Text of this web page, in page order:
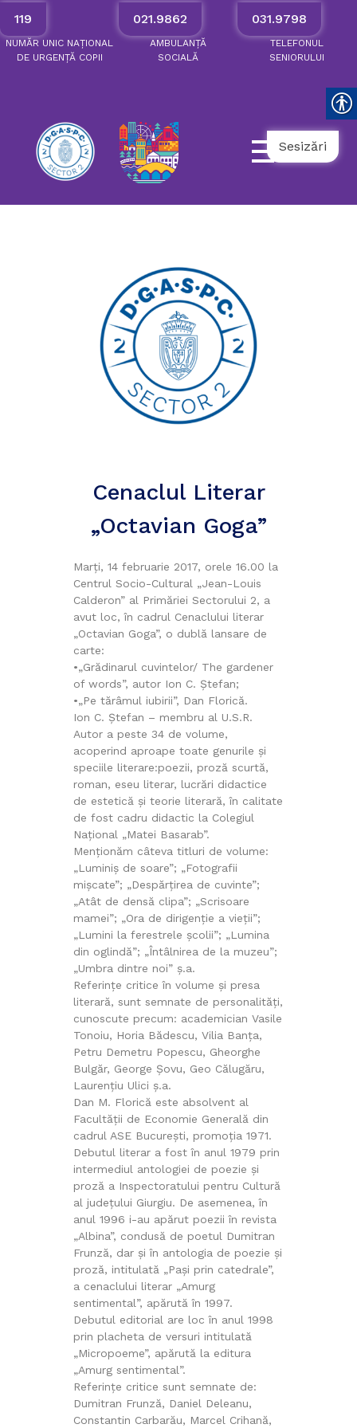
119
NUMĂR UNIC NAȚIONAL
DE URGENȚĂCOPII
021.9862
AMBULANȚĂ
SOCIALĂ
031.9798
TELEFONUL
SENIORULUI
Sesizări
Cenaclul Literar
„Octavian Goga”
Marți, 14 februarie 2017, orele 16.00 la
Centrul Socio-Cultural „Jean-Louis
Calderon” al Primăriei Sectorului 2, a
avut loc, în cadrul Cenaclului literar
„Octavian Goga”, o dublă lansare de
carte:
•„Grădinarul cuvintelor/ The gardener
of words”, autor Ion C. Ștefan;
•„Pe tărâmul iubirii”, Dan Florică.
Ion C. Ștefan – membru al U.S.R.
Autor a peste 34 de volume,
acoperind aproape toate genurile și
speciile literare:poezii, proză scurtă,
roman, eseu literar, lucrări didactice
de estetică și teorie literară, în calitate
de fost cadru didactic la Colegiul
Național „Matei Basarab”.
Menționăm câteva titluri de volume:
„Luminiș de soare”; „Fotografii
mișcate”; „Despărțirea de cuvinte”;
„Atât de densă clipa”; „Scrisoare
mamei”; „Ora de dirigenție a vieții”;
„Lumini la ferestrele școlii”; „Lumina
din oglindă”; „Întâlnirea de la muzeu”;
„Umbra dintre noi” ș.a.
Referințe critice în volume și presa
literară, sunt semnate de personalități,
cunoscute precum: academician Vasile
Tonoiu, Horia Bădescu, Vilia Banța,
Petru Demetru Popescu, Gheorghe
Bulgăr, George Șovu, Geo Călugăru,
Laurențiu Ulici ș.a.
Dan M. Florică este absolvent al
Facultăţii de Economie Generală din
cadrul ASE Bucureşti, promoţia 1971.
Debutul literar a fost în anul 1979 prin
intermediul antologiei de poezie şi
proză a Inspectoratului pentru Cultură
al judeţului Giurgiu. De asemenea, în
anul 1996 i-au apărut poezii în revista
„Albina”, condusă de poetul Dumitran
Frunză, dar şi în antologia de poezie şi
proză, intitulată „Pași prin catedrale”,
a cenaclului literar „Amurg
sentimental”, apărută în 1997.
Debutul editorial are loc în anul 1998
prin placheta de versuri intitulată
„Micropoeme”, apărută la editura
„Amurg sentimental”.
Referinţe critice sunt semnate de:
Dumitran Frunză, Daniel Deleanu,
Constantin Carbarău, Marcel Crihană,